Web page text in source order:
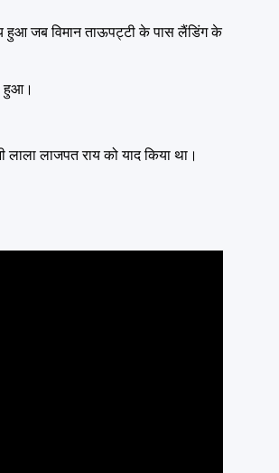
हुआ जब विमान ताऊपट्टी के पास लैंडिंग के
हुआ।
लाजपत राय को याद किया था।